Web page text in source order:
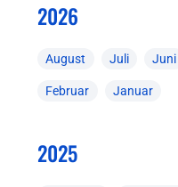
2026
August Juli Juni
Februar Januar
2025